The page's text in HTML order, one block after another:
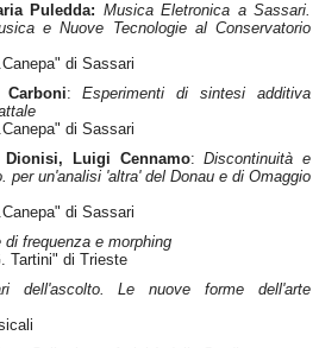
Puledda: Musica Eletronica a Sassari.
e Nuove Tecnologie al Conservatorio
di Sassari
: Esperimenti di sintesi additiva
di Sassari
Luigi Cennamo: Discontinuità e
per un'analisi 'altra' del Donau e di Omaggio
di Sassari
di frequenza e morphing
Tartini" di Trieste
dell'ascolto. Le nuove forme dell'arte